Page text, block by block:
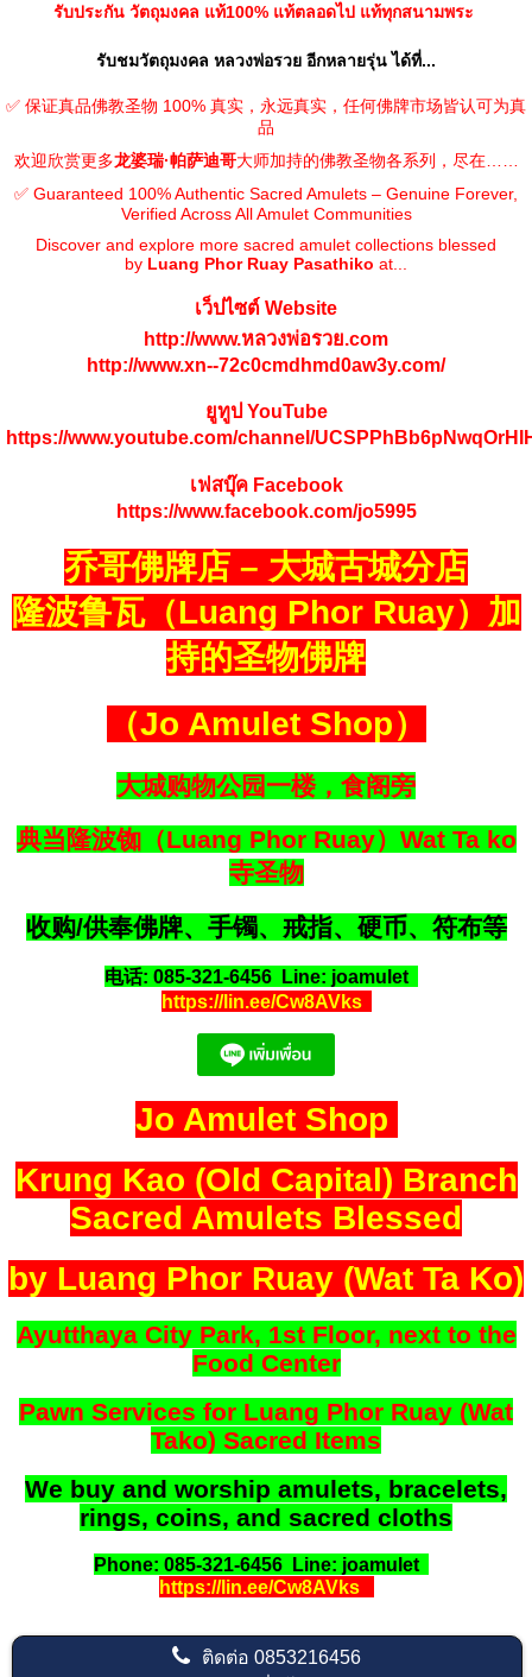
รับประกัน วัตถุมงคล แท้100% แท้ตลอดไป แท้ทุกสนามพระ
รับชมวัตถุมงคล หลวงพ่อรวย อีกหลายรุ่น ได้ที่...
✅ 保证真品佛教圣物 100% 真实，永远真实，任何佛牌市场皆认可为真
品
欢迎欣赏更多龙婆瑞·帕萨迪哥大师加持的佛教圣物各系列，尽在……
✅ Guaranteed 100% Authentic Sacred Amulets – Genuine Forever,
Verified Across All Amulet Communities
Discover and explore more sacred amulet collections blessed
by Luang Phor Ruay Pasathiko at...
เว็ปไซต์ Website
http://www.หลวงพ่อรวย.com
http://www.xn--72c0cmdhmd0aw3y.com/
ยูทูป YouTube
https://www.youtube.com/channel/
เฟสบุ๊ค Facebook
https://www.facebook.com/jo5995
乔哥佛牌店 – 大城古城分店
隆波鲁瓦（Luang Phor Ruay）加
持的圣物佛牌
（Jo Amulet Shop）
大城购物公园一楼，食阁旁
典当隆波铷（Luang Phor Ruay）Wat Ta ko
寺圣物
收购/供奉佛牌、手镯、戒指、硬币、符布等
电话: 085-321-6456 Line: joamulet
https://lin.ee/Cw8AVks
Jo Amulet Shop
Krung Kao (Old Capital) Branch
Sacred Amulets Blessed
by Luang Phor Ruay (Wat Ta Ko)
Ayutthaya City Park, 1st Floor, next to the
Food Center
Pawn Services for Luang Phor Ruay (Wat
Tako) Sacred Items
We buy and worship amulets, bracelets,
rings, coins, and sacred cloths
Phone: 085-321-6456 Line: joamulet
https://lin.ee/Cw8AVks
ติดต่อ0853216456